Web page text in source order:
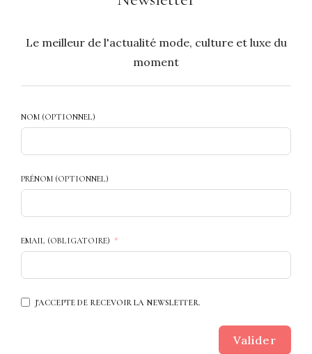
Le meilleur de l'actualité mode, culture et luxe du
moment
NOM (OPTIONNEL)
PRÉNOM (OPTIONNEL)
EMAIL (OBLIGATOIRE)
J'ACCEPTE DE RECEVOIR LA NEWSLETTER.
Valider